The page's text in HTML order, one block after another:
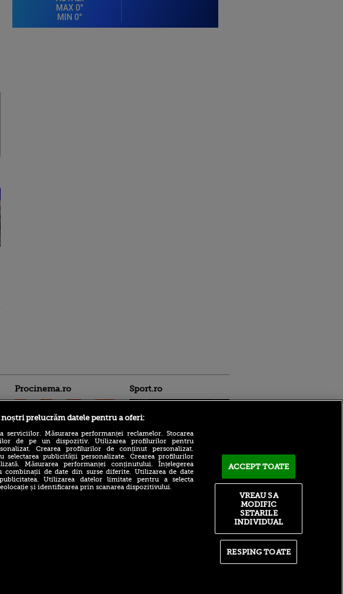
Procinema.ro
Emoții intense pentru
Sebastian Stan! Iubita lui,
Sport.ro
Zuffa Boxing 10, LIVE pe
VOYO SPORT 1! Românul
Daniel Buciuc are meciul
prelucrăm datele pentru a oferi:
serviciilor. Măsurarea performanței reclamelor. Stocarea
de pe un dispozitiv. Utilizarea profilurilor pentru
Crearea profilurilor de conținut personalizat.
selectarea publicității personalizate. Crearea profilurilor
Măsurarea performanței conținutului. Înțelegerea
combinații de date din surse diferite. Utilizarea de date
Utilizarea datelor limitate pentru a selecta
și identificarea prin scanarea dispozitivului.
ACCEPT TOATE
RESPING TOATE
VREAU SA
MODIFIC
SETARILE
INDIVIDUAL